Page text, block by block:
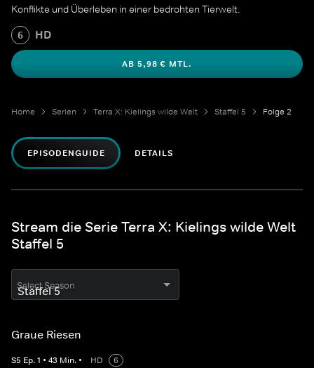
Konflikte und Überleben in einer bedrohten Tierwelt.
6 HD
AB 5,98 € MTL.
Home Serien Terra X: Kielings wilde Welt Staffel 5 Folge 2
EPISODENGUIDE DETAILS
Stream die Serie Terra X: Kielings wilde Welt
Staffel 5
Select Season
Graue Riesen
S5 Ep.1 • 43 Min. • HD
6